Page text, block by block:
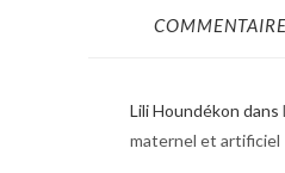
Lili Houndékon dans
maternel et artificiel